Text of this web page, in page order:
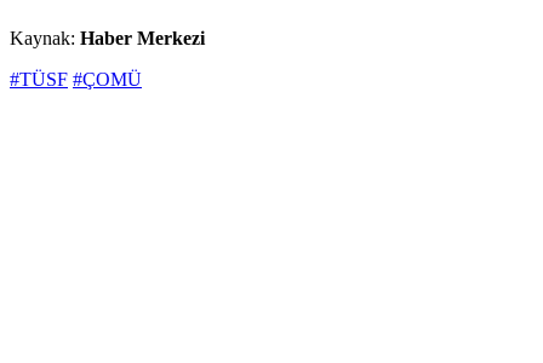
Kaynak: Haber Merkezi
#TÜSF #ÇOMÜ